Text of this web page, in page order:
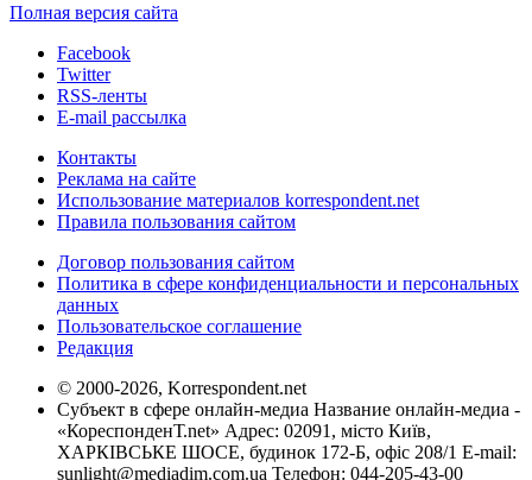
Полная версия сайта
Facebook
Twitter
RSS-ленты
E-mail рассылка
Контакты
Реклама на сайте
Использование материалов korrespondent.net
Правила пользования сайтом
Договор пользования сайтом
Политика в сфере конфиденциальности и персональных
данных
Пользовательское соглашение
Редакция
© 2000-2026, Korrespondent.net
Субъект в сфере онлайн-медиа Название онлайн-медиа -
«КореспонденТ.net» Адрес: 02091, місто Київ,
ХАРКІВСЬКЕ ШОСЕ, будинок 172-Б, офіс 208/1 E-mail:
sunlight@mediadim.com.ua Телефон: 044-205-43-00